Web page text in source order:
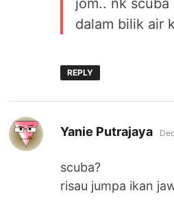
jom.. nk
dalam bilik air
REPLY
Yanie Putrajaya
scuba?
risau jumpa ikan